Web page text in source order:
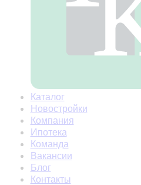
Каталог
Новостройки
Компания
Ипотека
Команда
Вакансии
Блог
Контакты